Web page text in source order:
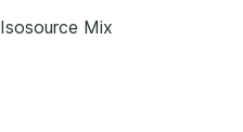
Isosource Mix